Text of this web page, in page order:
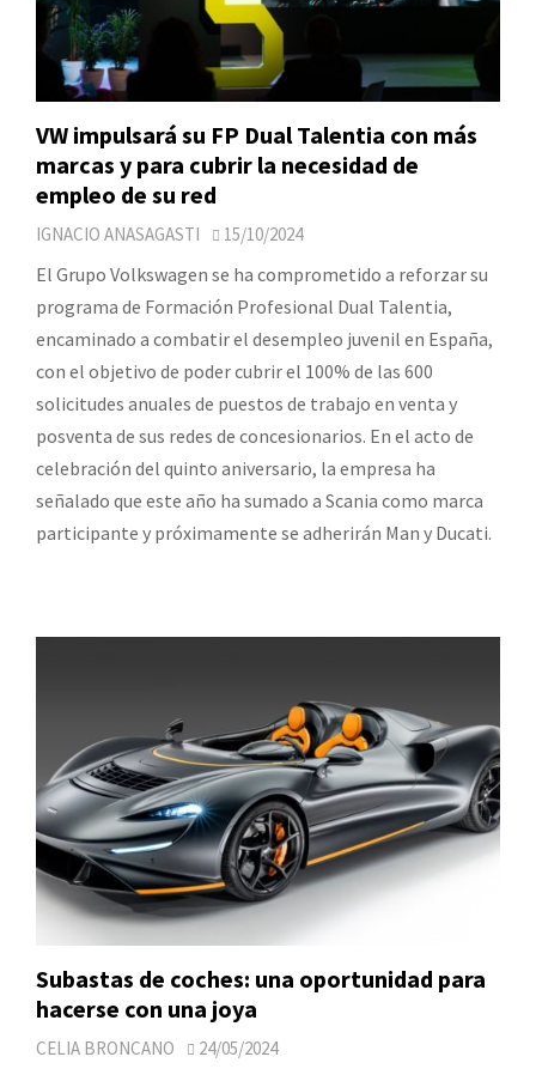
VW impulsará su FP Dual Talentia con más
marcas y para cubrir la necesidad de
empleo de su red
IGNACIO ANASAGASTI 15/10/2024
El Grupo Volkswagen se ha comprometido a reforzar su
programa de Formación Profesional Dual Talentia,
encaminado a combatir el desempleo juvenil en España,
con el objetivo de poder cubrir el 100% de las 600
solicitudes anuales de puestos de trabajo en venta y
posventa de sus redes de concesionarios. En el acto de
celebración del quinto aniversario, la empresa ha
señalado que este año ha sumado a Scania como marca
participante y próximamente se adherirán Man y Ducati.
Subastas de coches: una oportunidad para
hacerse con una joya
CELIA BRONCANO 24/05/2024